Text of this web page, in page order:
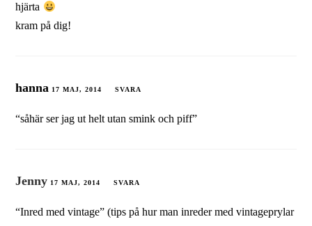
hjärta
kram på dig!
hanna 17 MAJ, 2014 SVARA
“såhär ser jag ut helt utan smink och piff”
Jenny 17 MAJ, 2014 SVARA
“Inred med vintage” (tips på hur man inreder med vintageprylar